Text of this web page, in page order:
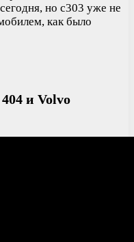
но c303 уже не
как было
и Volvo